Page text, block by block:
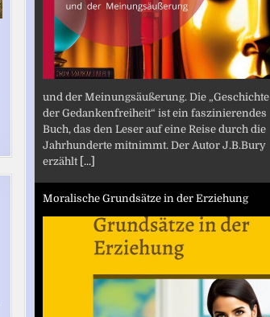
und der Meinungsäußerung. Die „Geschichte
der Gedankenfreiheit“ ist ein faszinierendes
Buch, das den Leser auf eine Reise durch die
Jahrhunderte mitnimmt. Der Autor J.B.Bury
erzählt [...]
Moralische Grundsätze in der Erziehung